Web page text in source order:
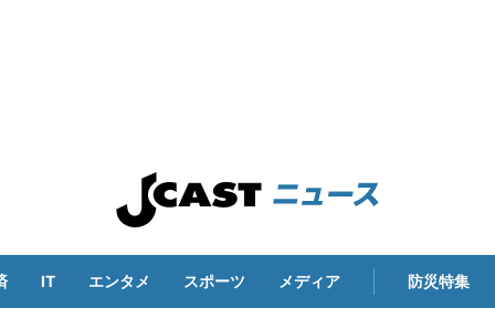
IT エンタメ スポーツ メディア 防災特集